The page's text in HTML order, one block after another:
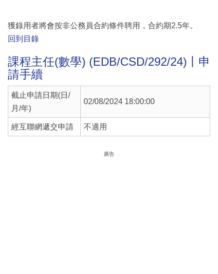
獲錄用者將會按非公務員合約條件聘用，合約期2.5年。
回到目錄
課程主任(數學) (EDB/CSD/292/24)丨申
請手續
截止申請日期(日/
月/年)
02/08/2024 18:00:00
經互聯網遞交申請 不適用
廣告